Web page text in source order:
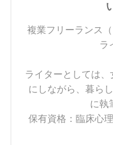
複業フリーランス
ラ
ライターとしては
にしながら、暮ら
に執
保有資格：臨床心